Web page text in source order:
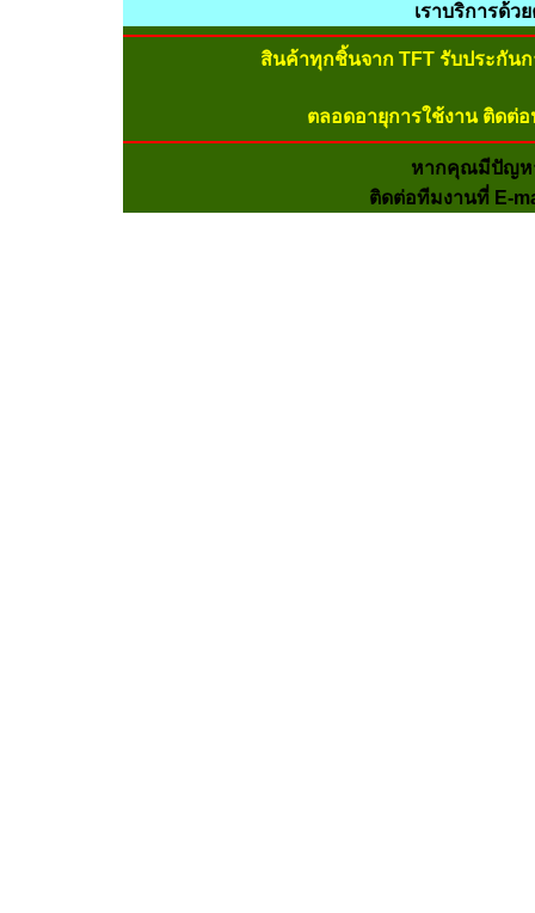
เราบริการด้ว
สินค้าทุกชิ้นจาก TFT รับประกัน
ตลอดอายุการใช้งาน ติดต่
หากคุณมีปัญห
ติดต่อทีมงานที่ E-